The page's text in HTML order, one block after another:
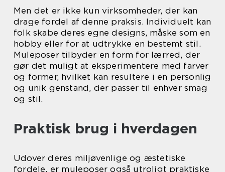
Men det er ikke kun virksomheder, der kan
drage fordel af denne praksis. Individuelt kan
folk skabe deres egne designs, måske som en
hobby eller for at udtrykke en bestemt stil.
Muleposer tilbyder en form for lærred, der
gør det muligt at eksperimentere med farver
og former, hvilket kan resultere i en personlig
og unik genstand, der passer til enhver smag
og stil.
Praktisk brug i hverdagen
Udover deres miljøvenlige og æstetiske
fordele, er muleposer også utroligt praktiske